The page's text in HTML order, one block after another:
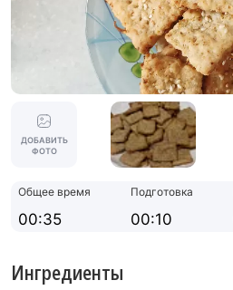
ДОБАВИТЬ
ФОТО
Общее время
00:35
Подготовка
00:10
Ингредиенты